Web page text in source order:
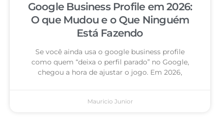
Google Business Profile em 2026:
O que Mudou e o Que Ninguém
Está Fazendo
Se você ainda usa o google business profile
como quem “deixa o perfil parado” no Google,
chegou a hora de ajustar o jogo. Em 2026,
Mauricio Junior